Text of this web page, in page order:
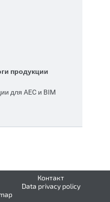
продукции
для AEC и BIM
Контакт
Data privacy policy